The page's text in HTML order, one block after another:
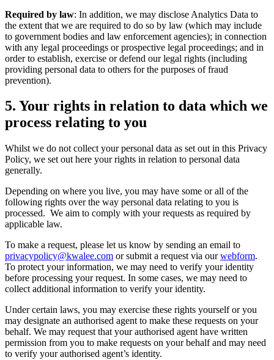
Required by law: In addition, we may disclose Analytics Data to
the extent that we are required to do so by law (which may include
to government bodies and law enforcement agencies); in connection
with any legal proceedings or prospective legal proceedings; and in
order to establish, exercise or defend our legal rights (including
providing personal data to others for the purposes of fraud
prevention).
5. Your rights in relation to data which we
process relating to you
Whilst we do not collect your personal data as set out in this Privacy
Policy, we set out here your rights in relation to personal data
generally.
Depending on where you live, you may have some or all of the
following rights over the way personal data relating to you is
processed. We aim to comply with your requests as required by
applicable law.
To make a request, please let us know by sending an email to
privacypolicy@kwalee.com or submit a request via ourwebform.
To protect your information, we may need to verify your identity
before processing your request. In some cases, we may need to
collect additional information to verify your identity.
Under certain laws, you may exercise these rights yourself or you
may designate an authorised agent to make these requests on your
behalf. We may request that your authorised agent have written
permission from you to make requests on your behalf and may need
to verify your authorised agent’s identity.